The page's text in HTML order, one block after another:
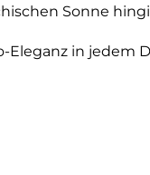
Sonne
Eleganz in jedem